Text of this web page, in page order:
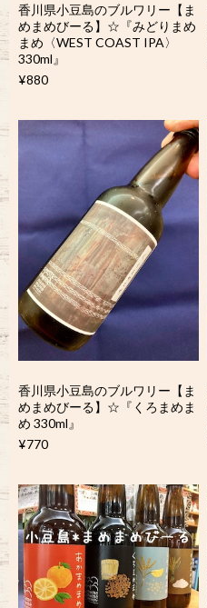
香川県小豆島のブルワリー【ま
めまめびーる】☆『みどりまめ
まめ〈WEST COAST IPA〉
330ml』
¥880
香川県小豆島のブルワリー【ま
めまめびーる】☆『くろまめま
め 330ml』
¥770